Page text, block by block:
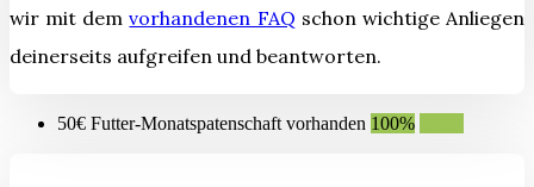
wir mit demvorhandenen FAQ schon wichtige Anliegen
deinerseits aufgreifen und beantworten.
50€ Futter-Monatspatenschaft vorhanden 100%